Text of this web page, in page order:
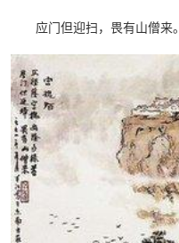
应门但迎扫，畏有山僧来。